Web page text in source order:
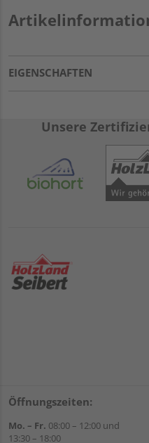
EIGENSCHAFTEN
Unsere
Öffnungszeiten:
Mo. – Fr. 08:00 – 12:00 und
13:30 – 18:00